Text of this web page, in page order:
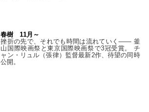
春樹 11月～
挫折の先で、それでも時間は流れていく—— 釜
山国際映画祭と東京国際映画祭で3冠受賞。 チ
ャン・リュル（張律）監督最新2作、待望の同時
公開。